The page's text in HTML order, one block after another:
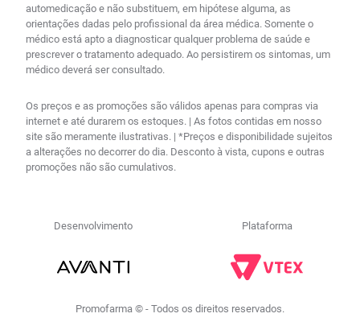
automedicação e não substituem, em hipótese alguma, as
orientações dadas pelo profissional da área médica. Somente o
médico está apto a diagnosticar qualquer problema de saúde e
prescrever o tratamento adequado. Ao persistirem os sintomas, um
médico deverá ser consultado.
Os preços e as promoções são válidos apenas para compras via
internet e até durarem os estoques. | As fotos contidas em nosso
site são meramente ilustrativas. | *Preços e disponibilidade sujeitos
a alterações no decorrer do dia. Desconto à vista, cupons e outras
promoções não são cumulativos.
Desenvolvimento Plataforma
Promofarma © - Todos os direitos reservados.